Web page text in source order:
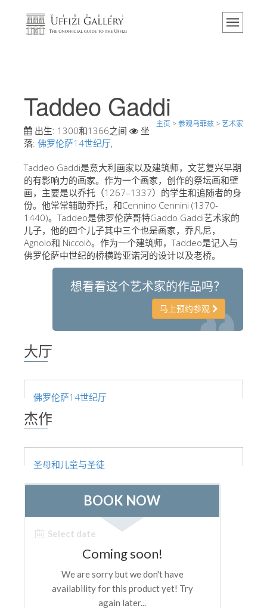
主页
活动 & 展览
游客的评论
联系我们
参观乌菲兹
现在预定
虚拟之旅
杰作
展示室
艺术家
考古学博物馆
宝石加工博物馆
伽利略博物馆
Boboli Gardens
The Arnolfo\'s tower
Vasari Corridor
旧宫
圣母玛利亚
Taddeo Gaddi
主页 >参观乌菲兹 >艺术家
出生: 1300和1366之间
坐
落: 佛罗伦萨14世纪厅,
Taddeo Gaddi是意大利画家以及建筑师，文艺复兴早期
的有影响力的画家。作为一个画家，创作的祭坛画和壁
画，主要是以乔托（1267–1337）的学生和追随者的身
份。他常常辅助乔托，和Cennino Cennini (1370-
1440)。Taddeo是佛罗伦萨哥特Gaddo Gaddi艺术家的
儿子，他的四个儿子其中三个也是画家，乔凡尼，
Agnolo和 Niccolò。作为一个建筑师，Taddeo是记入与
佛罗伦萨中世纪的桥横跨亚诺河的设计以及老桥。
想看看这个艺术家的作品吗？
马上预约参观
大厅
佛罗伦萨14世纪厅
杰作
圣母和儿童与圣徒